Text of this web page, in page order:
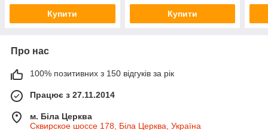
Купити Купити
Про нас
100% позитивних з 150 відгуків за рік
Працює з 27.11.2014
м. Біла Церква
Сквирское шоссе 178, Біла Церква, Україна